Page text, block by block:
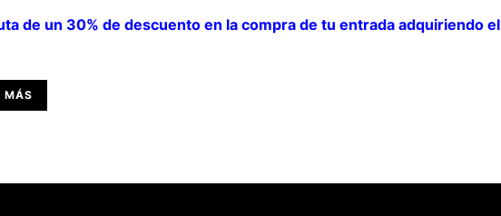
de un 30% de descuento en la compra de tu entrada adquiriendo el
MÁS